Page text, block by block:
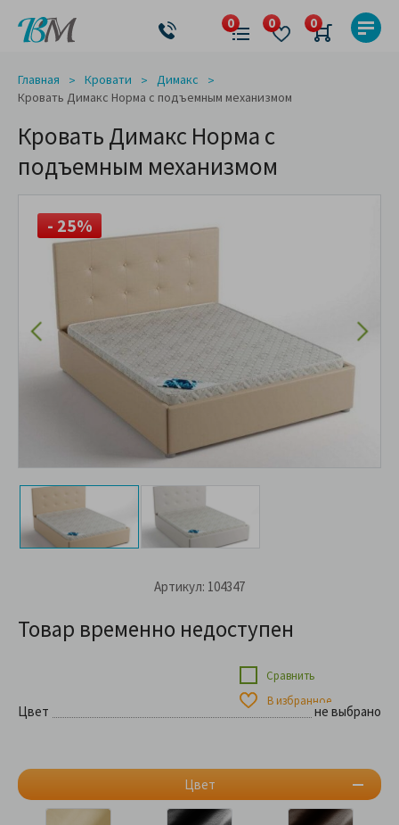
Главная Кровати
Димакс
Кровать Димакс Норма с подъемным механизмом
Кровать Димакс Норма с
подъемным механизмом
- 25%
Артикул: 104347
Товар временно недоступен
Сравнить
В избранное
Цвет не выбрано
Цвет